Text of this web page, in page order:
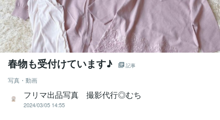
春物も受付けています♪ 記事
写真・動画
フリマ出品写真 撮影代行◎むち
2024/03/05 14:55